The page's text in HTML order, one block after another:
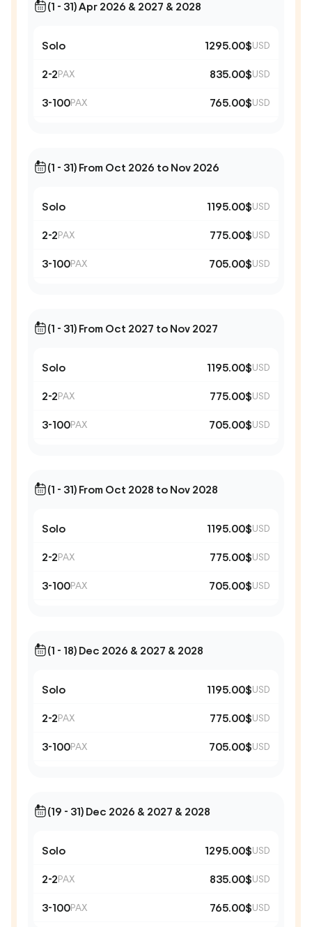
(1 - 31) Apr 2026 & 2027 & 2028
Solo 1295.00$USD
2-2PAX 835.00$USD
3-100PAX 765.00$USD
(1 - 31) From Oct 2026 to Nov 2026
Solo 1195.00$USD
2-2PAX 775.00$USD
3-100PAX 705.00$USD
(1 - 31) From Oct 2027 to Nov 2027
Solo 1195.00$USD
2-2PAX 775.00$USD
3-100PAX 705.00$USD
(1 - 31) From Oct 2028 to Nov 2028
Solo 1195.00$USD
2-2PAX 775.00$USD
3-100PAX 705.00$USD
(1 - 18) Dec 2026 & 2027 & 2028
Solo 1195.00$USD
2-2PAX 775.00$USD
3-100PAX 705.00$USD
(19 - 31) Dec 2026 & 2027 & 2028
Solo 1295.00$USD
2-2PAX 835.00$USD
3-100PAX 765.00$USD